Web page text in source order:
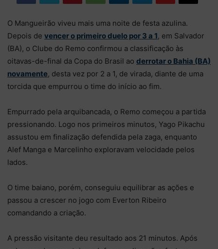
O Mangueirão viveu mais uma noite de festa azulina.
Depois de vencer o primeiro duelo por 3 a 1, em Salvador
(BA), o Clube do Remo confirmou a classificação às
oitavas-de-final da Copa do Brasil ao derrotar o Bahia (BA)
novamente, desta vez por 2 a 1, de virada, diante de uma
torcida que empurrou o time do início ao fim.
Empurrado pela arquibancada, o Remo começou a partida
pressionando. Logo nos primeiros minutos, Yago Pikachu
assustou em finalização defendida pela zaga, enquanto
Alef Manga e Marcelinho exploravam velocidade pelos
lados.
O time baiano, porém, conseguiu equilibrar as ações e
passou a crescer no jogo com Everton Ribeiro
comandando a criação.
A pressão visitante deu resultado aos 21 minutos. Após